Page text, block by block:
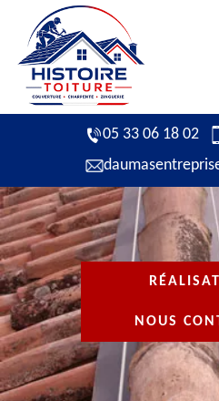
05 33 06 18 02
NOUS